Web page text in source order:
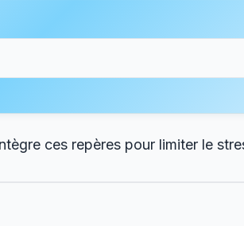
ces repères pour limiter le